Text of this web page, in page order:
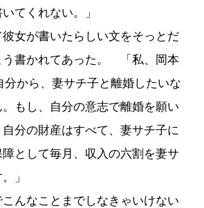
てくれない。」
女が書いたらしい文をそっとだ
う書かれてあった。 「私、岡本
分から、妻サチ子と離婚したいな
もし、自分の意志で離婚を願い
分の財産はすべて、妻サチ子に
として毎月、収入の六割を妻サ
」
んなことまでしなきゃいけない